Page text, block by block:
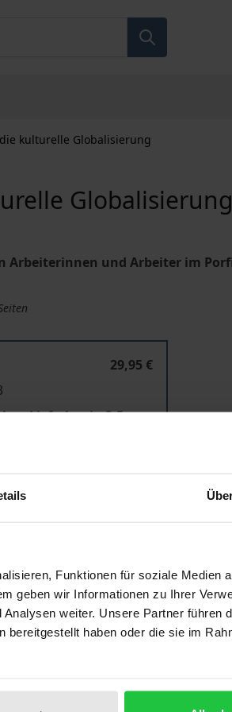
Funktionen für soziale Medien
geben wir Informationen zu Ihrer
weiter. Unsere Partner führen
haben oder die sie im
kulturelle Globalisierung
Globalisierung
Arbeiterinnen und Arbeiter im
29,95 €
Lieferbar in 3-5
von der Lieferadresse kann die
Angaben